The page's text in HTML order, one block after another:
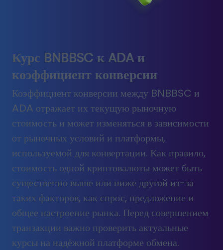
Курс BNBBSC к ADA и
коэффициент конверсии
Коэффициент конверсии между BNBBSC и
ADA отражает их текущую рыночную
стоимость и может изменяться в зависимости
от рыночных условий и платформы,
используемой для конвертации. Как правило,
стоимость одной криптовалюты может быть
существенно выше или ниже другой из-за
таких факторов, как спрос, предложение и
общее настроение рынка. Перед совершением
транзакции важно проверить актуальные
курсы на надёжной платформе обмена.